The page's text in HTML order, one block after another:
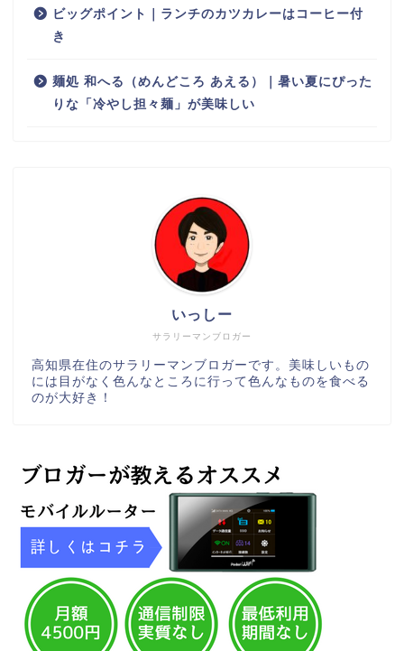
ビッグポイント｜ランチのカツカレーはコーヒー付
き
麺処 和へる（めんどころ あえる）｜暑い夏にぴった
りな「冷やし担々麺」が美味しい
サラリーマンブロガー
いっしー
高知県在住のサラリーマンブロガーです。美味しいもの
には目がなく色んなところに行って色んなものを食べる
のが大好き！